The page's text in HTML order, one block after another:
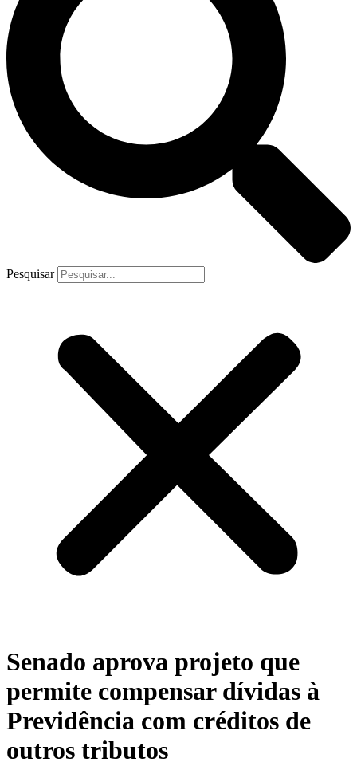
Pesquisar
Senado aprova projeto que
permite compensar dívidas à
Previdência com créditos de
outros tributos